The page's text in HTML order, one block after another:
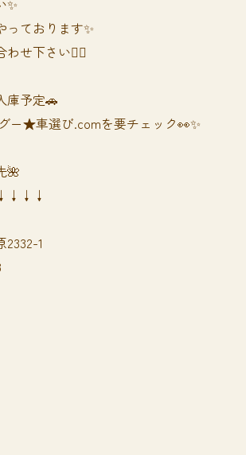
✨
っております✨
せ下さい🙆‍♀️
庫予定🚗
ー★車選び.comを要チェック👀✨
🌺
1